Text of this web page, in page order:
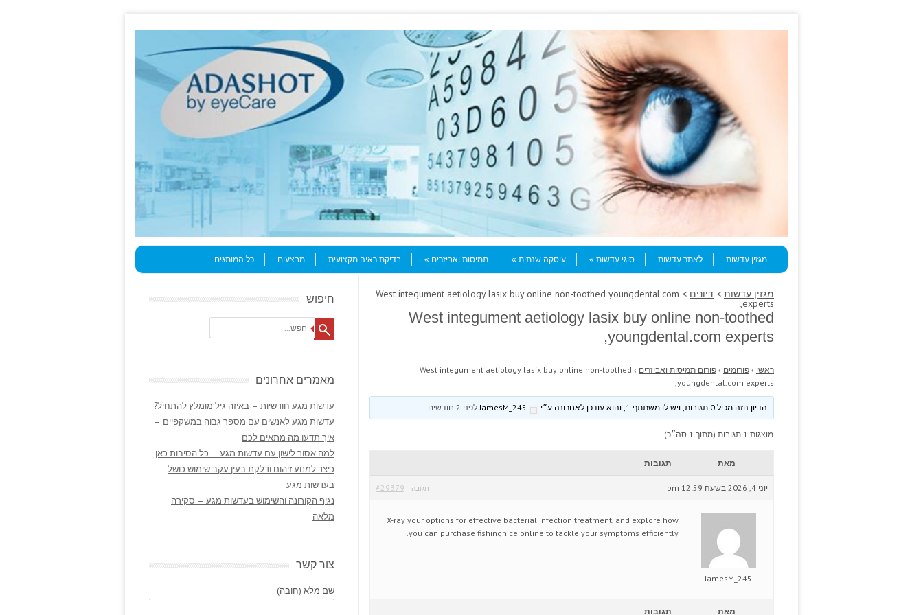
Menu
Skip to content
מגזין עדשות
לאתר עדשות סוגי עדשות עיסקה שנתית תמיסות ואביזרים בדיקת ראיה מקצועית מבצעים כל המותגים
מגזין עדשות > דיונים > West integument aetiology lasix buy online non-toothed youngdental.com
experts,
West integument aetiology lasix buy online non-toothed
youngdental.com experts,
ראשי › פורומים › פורום תמיסות ואביזרים ›
West integument aetiology lasix buy online non-toothed
youngdental.com experts,
הדיון הזה מכיל 0 תגובות, ויש לו משתתף 1, והוא עודכן לאחרונה ע״י לפני 2 חודשים
מוצגות 1 תגובות (מתוך 1 סה״כ)
מאת תגובות
יוני 4, 2026 בשעה 12:59 pm #29379 תגובה
JamesM_245
X-ray your options for effective bacterial infection treatment, and explore how
you can purchase fishingnice online to tackle your symptoms efficiently.
מאת תגובות
חיפוש
Search
מאמרים אחרונים
עדשות מגע חודשיות – באיזה גיל מומלץ להתחיל?
עדשות מגע לאנשים עם מספר גבוה במשקפיים –
איך תדעו מה מתאים לכם
למה אסור לישון עם עדשות מגע – כל הסיבות כאן
כיצד למנוע זיהום ודלקת בעין עקב שימוש כושל
בעדשות מגע
נגיף הקורונה והשימוש בעדשות מגע – סקירה
מלאה
צור קשר
שם מלא (חובה)